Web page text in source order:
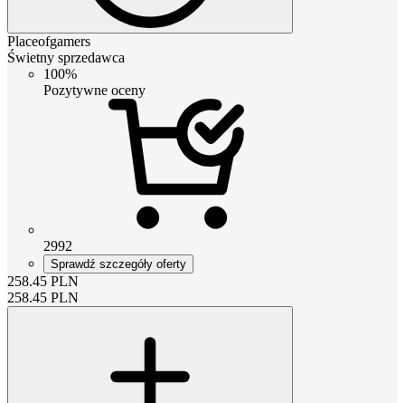
Placeofgamers
Świetny sprzedawca
100%
Pozytywne oceny
2992
Sprawdź szczegóły oferty
258.45 PLN
258.45 PLN